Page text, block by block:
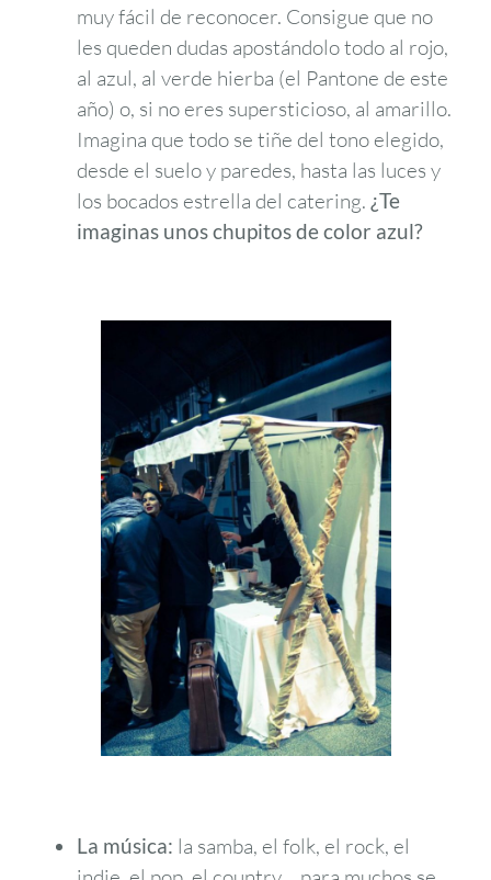
muy fácil de reconocer. Consigue que no
les queden dudas apostándolo todo al rojo,
al azul, al verde hierba (el Pantone de este
año) o, si no eres supersticioso, al amarillo.
Imagina que todo se tiñe del tono elegido,
desde el suelo y paredes, hasta las luces y
los bocados estrella del catering. ¿Te
imaginas unos chupitos de color azul?
La música: la samba, el folk, el rock, el